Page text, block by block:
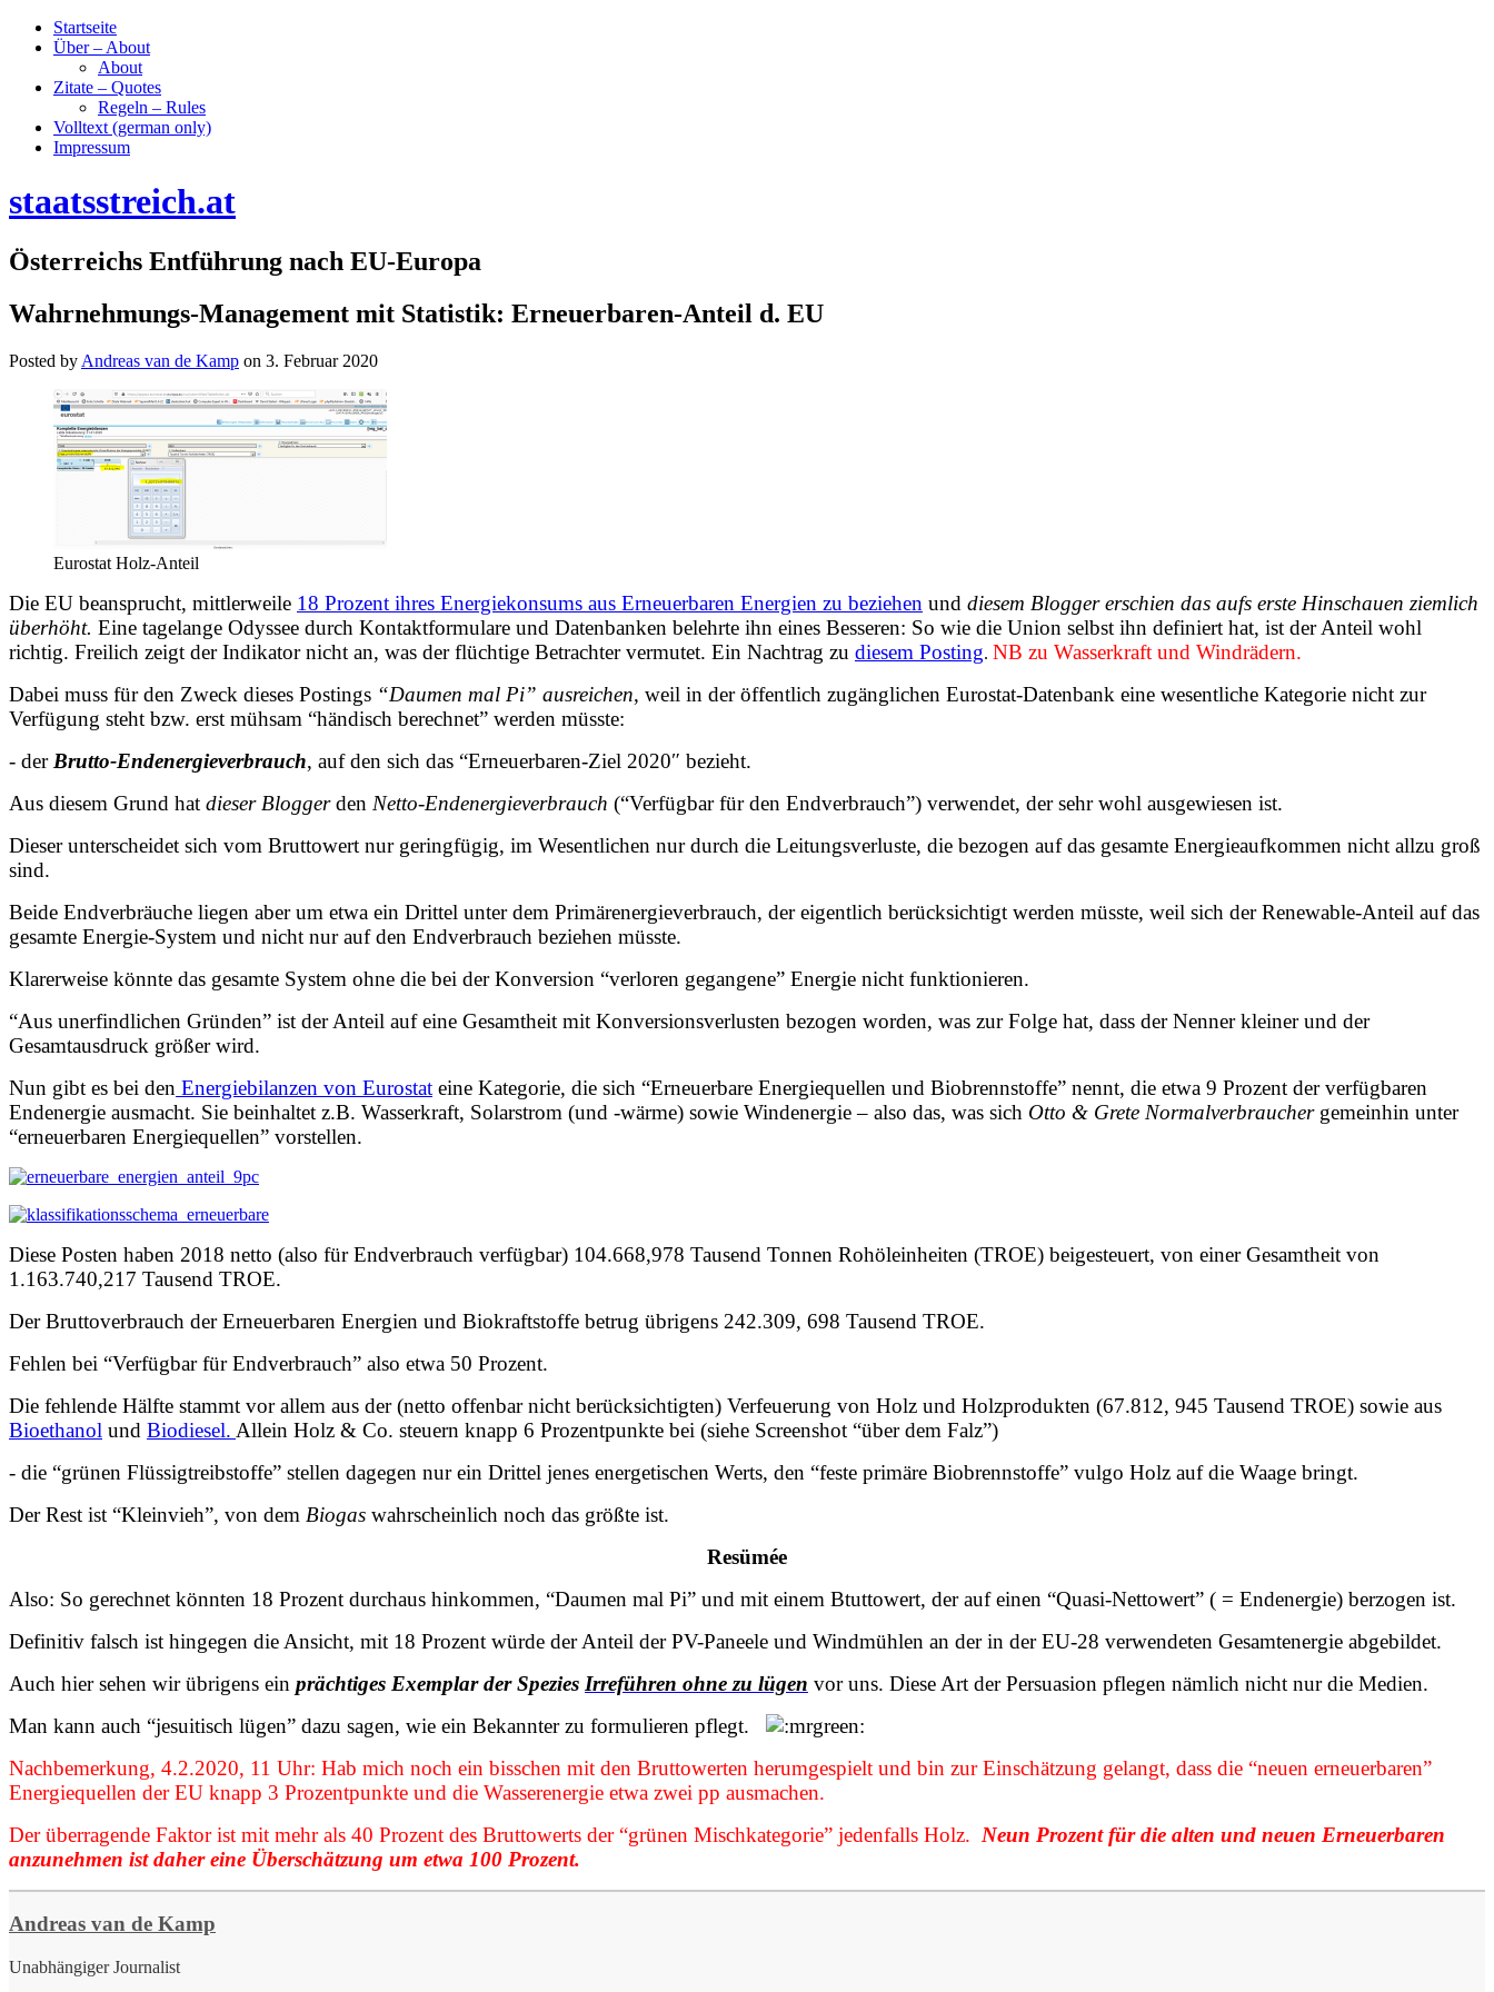
Startseite
Über – About
About
Zitate – Quotes
Regeln – Rules
Volltext (german only)
Impressum
staatsstreich.at
Österreichs Entführung nach EU-Europa
Wahrnehmungs-Management mit Statistik: Erneuerbaren-Anteil d. EU
Posted by Andreas van de Kamp on 3. Februar 2020
Eurostat Holz-Anteil
Die EU beansprucht, mittlerweile 18 Prozent ihres Energiekonsums aus Erneuerbaren Energien zu beziehen und diesem Bloggererschien das aufs erste Hinschauen ziemlich
überhöht. Eine tagelange Odyssee durch Kontaktformulare und Datenbanken belehrte ihn eines Besseren: So wie die Union selbst ihn definiert hat, ist der Anteil wohl
richtig. Freilich zeigt der Indikator nicht an, was der flüchtige Betrachter vermutet. Ein Nachtrag zu diesem Posting. NB zu Wasserkraft und Windrädern.
Dabei muss für den Zweck dieses Postings “Daumen mal Pi” ausreichen, weil in der öffentlich zugänglichen Eurostat-Datenbank eine wesentliche Kategorie nicht zur
Verfügung steht bzw. erst mühsam “händisch berechnet” werden müsste:
- der Brutto-Endenergieverbrauch, auf den sich das “Erneuerbaren-Ziel 2020″ bezieht.
Aus diesem Grund hat dieser Bloggerden Netto-Endenergieverbrauch (“Verfügbar für den Endverbrauch”) verwendet, der sehr wohl ausgewiesen ist.
Dieser unterscheidet sich vom Bruttowert nur geringfügig, im Wesentlichen nur durch die Leitungsverluste, die bezogen auf das gesamte Energieaufkommen nicht allzu groß
sind.
Beide Endverbräuche liegen aber um etwa ein Drittel unter dem Primärenergieverbrauch, der eigentlich berücksichtigt werden müsste, weil sich der Renewable-Anteil auf das
gesamte Energie-System und nicht nur auf den Endverbrauch beziehen müsste.
Klarerweise könnte das gesamte System ohne die bei der Konversion “verloren gegangene” Energie nicht funktionieren.
“Aus unerfindlichen Gründen” ist der Anteil auf eine Gesamtheit mit Konversionsverlusten bezogen worden, was zur Folge hat, dass der Nenner kleiner und der
Gesamtausdruck größer wird.
Nun gibt es bei den Energiebilanzen von Eurostat eine Kategorie, die sich “Erneuerbare Energiequellen und Biobrennstoffe” nennt, die etwa 9 Prozent der verfügbaren
Endenergie ausmacht. Sie beinhaltet z.B. Wasserkraft, Solarstrom (und -wärme) sowie Windenergie – also das, was sich Otto & Grete Normalverbrauchergemeinhin unter
“erneuerbaren Energiequellen” vorstellen.
Diese Posten haben 2018 netto (also für Endverbrauch verfügbar) 104.668,978 Tausend Tonnen Rohöleinheiten (TROE) beigesteuert, von einer Gesamtheit von
1.163.740,217 Tausend TROE.
Der Bruttoverbrauch der Erneuerbaren Energien und Biokraftstoffe betrug übrigens 242.309, 698 Tausend TROE.
Fehlen bei “Verfügbar für Endverbrauch” also etwa 50 Prozent.
Die fehlende Hälfte stammt vor allem aus der (netto offenbar nicht berücksichtigten) Verfeuerung von Holz und Holzprodukten (67.812, 945 Tausend TROE) sowie aus
Bioethanol und Biodiesel. Allein Holz & Co. steuern knapp 6 Prozentpunkte bei (siehe Screenshot “über dem Falz”)
- die “grünen Flüssigtreibstoffe” stellen dagegen nur ein Drittel jenes energetischen Werts, den “feste primäre Biobrennstoffe” vulgo Holz auf die Waage bringt.
Der Rest ist “Kleinvieh”, von dem Biogas wahrscheinlich noch das größte ist.
Resümée
Also: So gerechnet könnten 18 Prozent durchaus hinkommen, “Daumen mal Pi” und mit einem Btuttowert, der auf einen “Quasi-Nettowert” ( = Endenergie) berzogen ist.
Definitiv falsch ist hingegen die Ansicht, mit 18 Prozent würde der Anteil der PV-Paneele und Windmühlen an der in der EU-28 verwendeten Gesamtenergie abgebildet.
Auch hier sehen wir übrigens ein prächtiges Exemplar der Spezies Irreführen ohne zu lügen vor uns. Diese Art der Persuasion pflegen nämlich nicht nur die Medien.
Man kann auch “jesuitisch lügen” dazu sagen, wie ein Bekannter zu formulieren pflegt.
Nachbemerkung, 4.2.2020, 11 Uhr: Hab mich noch ein bisschen mit den Bruttowerten herumgespielt und bin zur Einschätzung gelangt, dass die “neuen erneuerbaren”
Energiequellen der EU knapp 3 Prozentpunkte und die Wasserenergie etwa zwei pp ausmachen.
Der überragende Faktor ist mit mehr als 40 Prozent des Bruttowerts der “grünen Mischkategorie” jedenfalls Holz. Neun Prozent für die alten und neuen Erneuerbaren
anzunehmen ist daher eine Überschätzung um etwa 100 Prozent.
Andreas van de Kamp
Unabhängiger Journalist